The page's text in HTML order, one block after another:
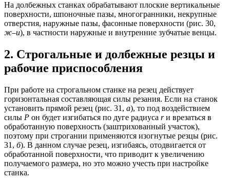
На долбежных станках обрабатывают плоские вертикальные
поверхности, шпоночные пазы, многогранники, некрупные
отверстия, наружные пазы, фасонные поверхности (рис. 30,
ж–и), в частности наружные и внутренние зубчатые венцы.
2. Строгальные и долбежные резцы и
рабочие приспособления
При работе на строгальном станке на резец действует
горизонтальная составляющая силы резания. Если на станок
установить прямой резец (рис. 31, а), то под воздействием
силы Р он будет изгибаться по дуге радиуса rи врезаться в
обработанную поверхность (заштрихованный участок),
поэтому при строгании применяются изогнутые резцы (рис.
31, б). В данном случае резец, изгибаясь, отодвигается от
обработанной поверхности, что приводит к увеличению
получаемого размера, но это можно учесть при настройке
станка.